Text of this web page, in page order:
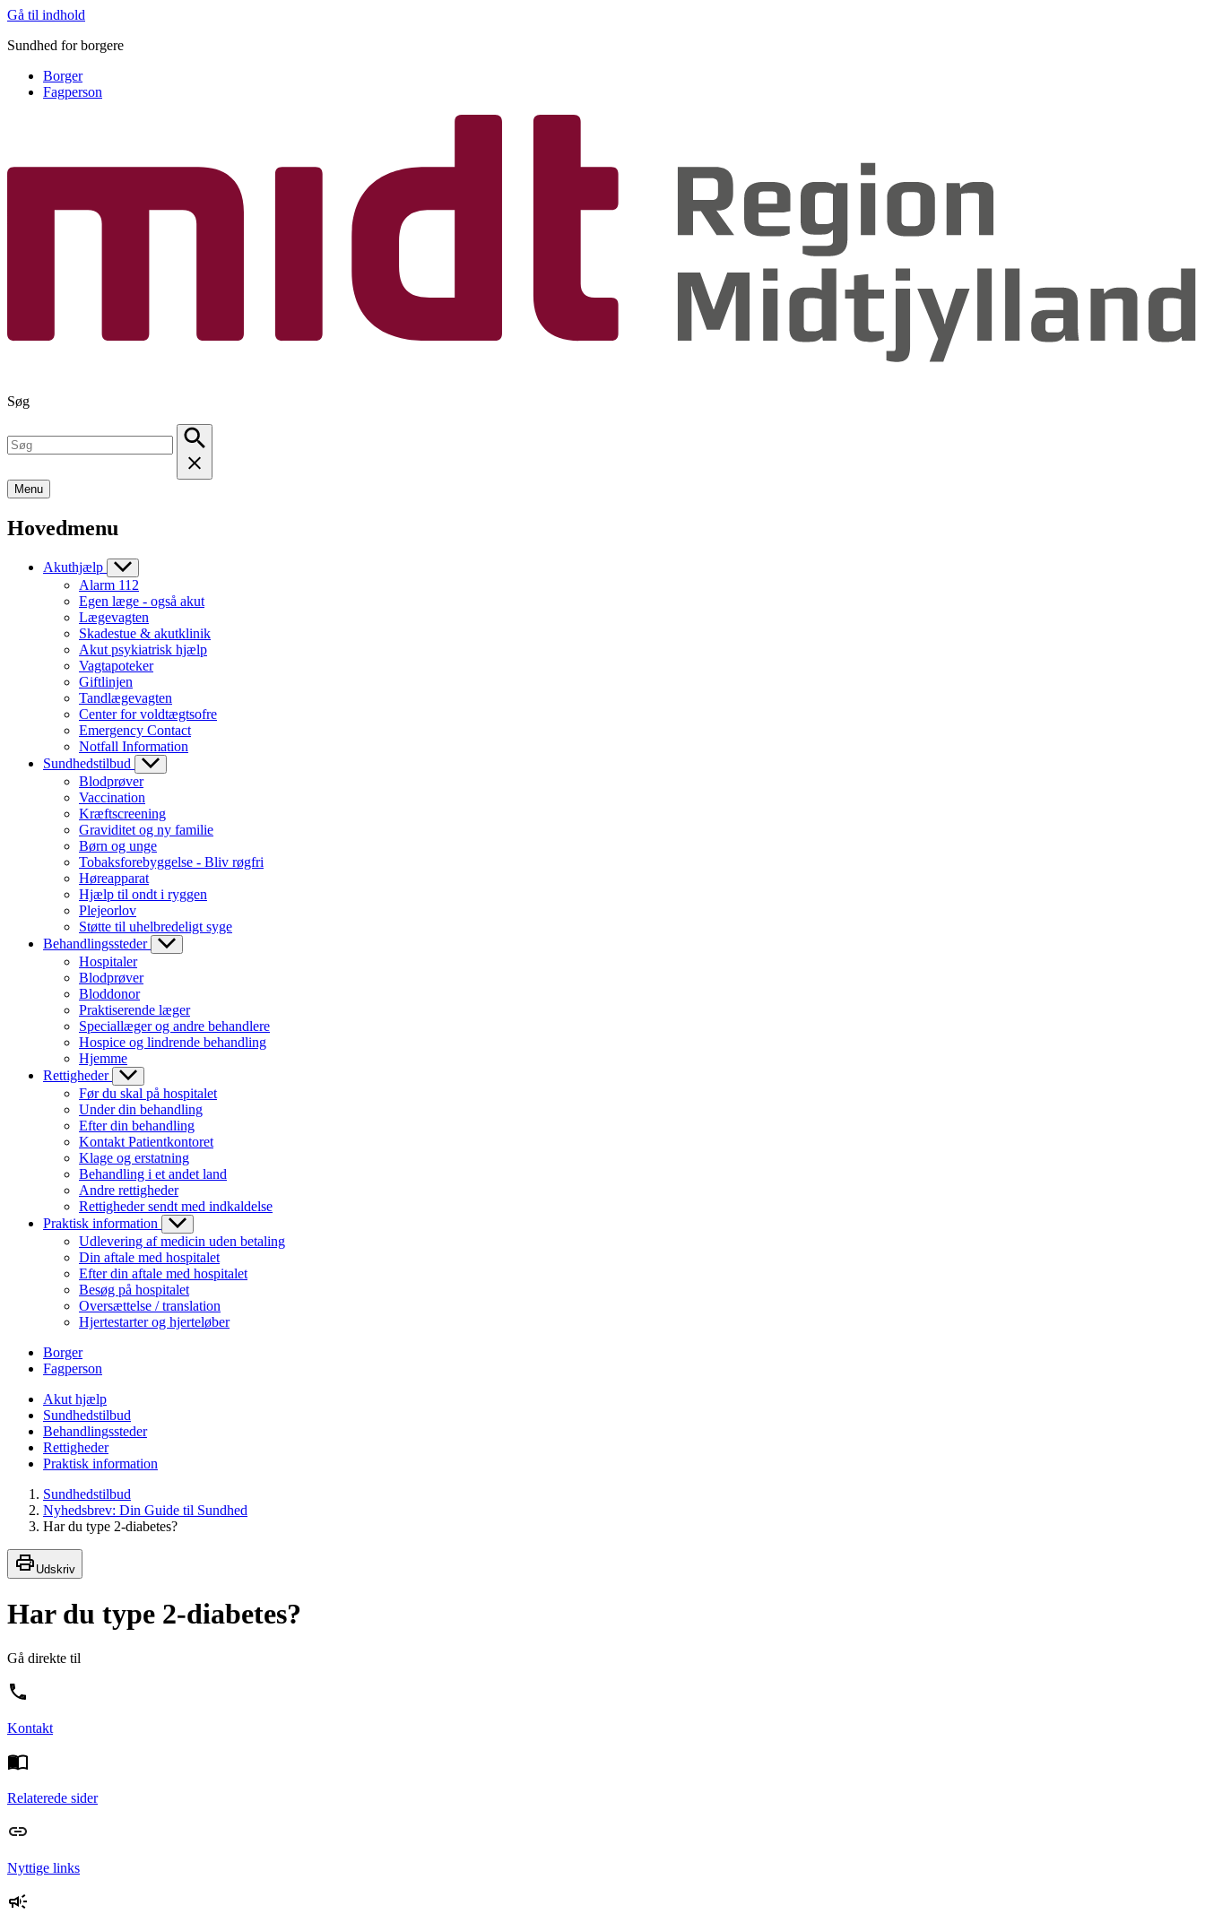
Gå til indhold
Sundhed for borgere
Borger
Fagperson
Søg
Menu
Hovedmenu
Akuthjælp
Alarm 112
Egen læge - også akut
Lægevagten
Skadestue & akutklinik
Akut psykiatrisk hjælp
Vagtapoteker
Giftlinjen
Tandlægevagten
Center for voldtægtsofre
Emergency Contact
Notfall Information
Sundhedstilbud
Blodprøver
Vaccination
Kræftscreening
Graviditet og ny familie
Børn og unge
Tobaksforebyggelse - Bliv røgfri
Høreapparat
Hjælp til ondt i ryggen
Plejeorlov
Støtte til uhelbredeligt syge
Behandlingssteder
Hospitaler
Blodprøver
Bloddonor
Praktiserende læger
Speciallæger og andre behandlere
Hospice og lindrende behandling
Hjemme
Rettigheder
Før du skal på hospitalet
Under din behandling
Efter din behandling
Kontakt Patientkontoret
Klage og erstatning
Behandling i et andet land
Andre rettigheder
Rettigheder sendt med indkaldelse
Praktisk information
Udlevering af medicin uden betaling
Din aftale med hospitalet
Efter din aftale med hospitalet
Besøg på hospitalet
Oversættelse / translation
Hjertestarter og hjerteløber
Borger
Fagperson
Akut hjælp
Sundhedstilbud
Behandlingssteder
Rettigheder
Praktisk information
Sundhedstilbud
Nyhedsbrev: Din Guide til Sundhed
Har du type 2-diabetes?
Udskriv
Har du type 2-diabetes?
Gå direkte til
Kontakt
Relaterede sider
Nyttige links